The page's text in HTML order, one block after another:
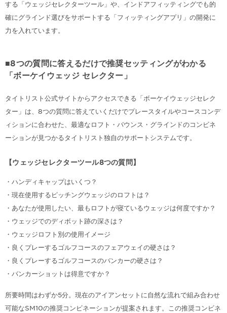
する「ウェッジセレクターツール」や、インドアフィッティングでも的
確にグラインド選びをサポートする「フィッティングアプリ」の開発に
力を入れています。
■8つの質問に答えるだけで推奨セッティングがわかる
「ボーケイウェッジ セレクター」
タイトリスト公式サイトからアクセスできる「ボーケイウェッジセレク
ター」は、8つの質問に答えていくだけでプレースタイルやコースコンデ
ィションに合わせた、最適なロフト・バウンス・グラインドのコンビネ
ーションが見つかるタイトリスト独自のサポートシステムです。
【ウェッジセレクターツール8つの質問】
・ハンディキャップはいくつ？
・現在使用するピッチングウェッジのロフトは？
・あなたが使用したい、最もロフトが寝ているウェッジは何度ですか？
・ウェッジでのディボット跡の深さは？
・ウェッジロフト別の使用イメージ
・良くプレーするゴルフコースのフェアウェイの硬さは？
・良くプレーするゴルフコースのバンカーの硬さは？
・バンカーショットは得意ですか？
所要時間はわずか5分。現在のアイアンセットに自然な流れで組み合わせ
可能なSM10の推奨コンビネーションが提案されます。この推奨コンビネ